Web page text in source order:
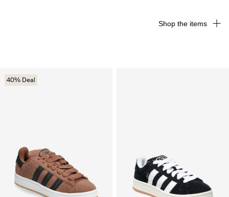
40% Deal
Shop the items